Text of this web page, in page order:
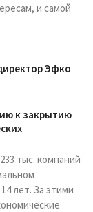
и самой
Эфко
к закрытию
тыс. компаний
лет. За этими